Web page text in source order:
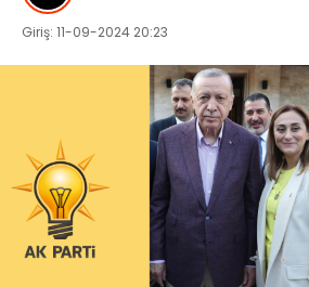
GENEL
Giriş: 11-09-2024 20:23